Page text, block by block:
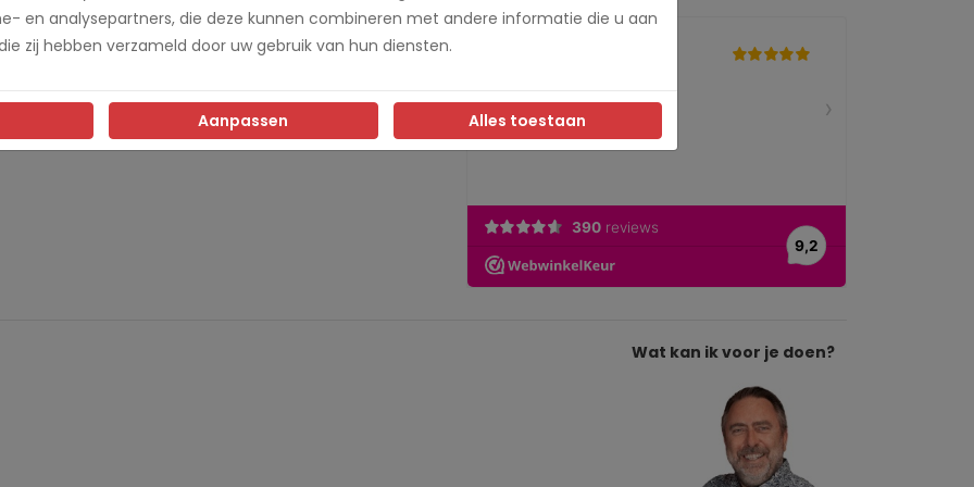
Blijf op de hoogte
Volg ons op social media en blijf op de hoogte
Wat kan ik voor je doen?
en analysepartners, die deze kunnen combineren met andere informatie die u aan
zij hebben verzameld door uw gebruik van hun diensten.
Aanpassen Alles toestaan